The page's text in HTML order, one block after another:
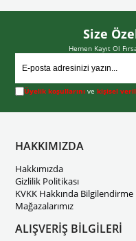
Size
Hemen Kayıt Ol
Üyelik koşullarını vekişisel
HAKKIMIZDA
Hakkımızda
Gizlilik Politikası
KVKK Hakkında Bilgilendirme
Mağazalarımız
ALIŞVERİŞ BİLGİLERİ